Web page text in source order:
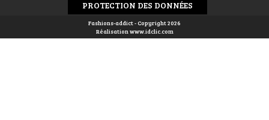
PROTECTION DES DONNÉES
Fashions-addict - Copyright 2026
Réalisation www.idclic.com